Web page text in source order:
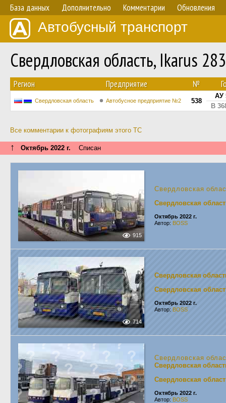
База данных Дополнительно Комментарии Обновления
Автобусный транспорт
Свердловская область, Ikarus
Регион Предприятие №
Свердловская область Автобусное предприятие №2 538
АУ
В
Все комментарии к фотографиям этого ТС
↑ Октябрь 2022 г. Списан
915
Свердловская
Свердловская
Октябрь 2022 г.
Автор: BOSS
714
Свердловская
Свердловская
Октябрь 2022 г.
Автор: BOSS
Свердловская
Свердловская
Свердловская
Октябрь 2022 г.
Автор: BOSS